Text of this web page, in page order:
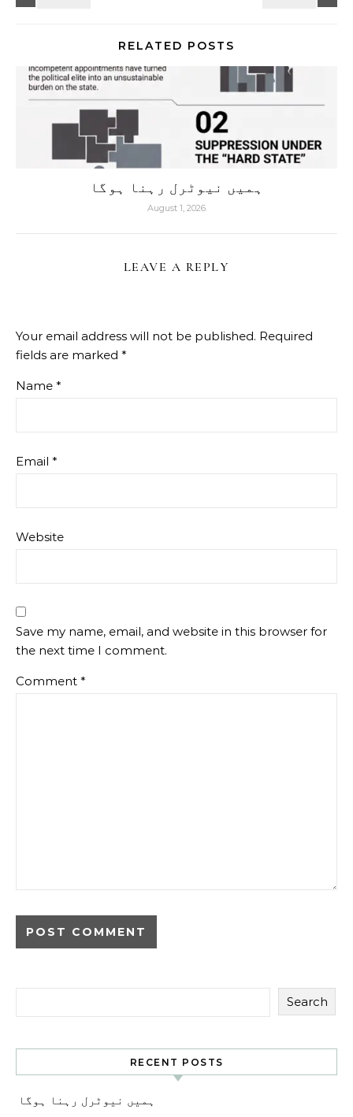
RELATED POSTS
ہمیں نیوٹرل رہنا ہوگا
August 1, 2026
LEAVE A REPLY
Your email address will not be published. Required
fields are marked *
Name *
Email *
Website
Save my name, email, and website in this browser for
the next time I comment.
Comment *
Search
RECENT POSTS
ہمیں نیوٹرل رہنا ہوگا